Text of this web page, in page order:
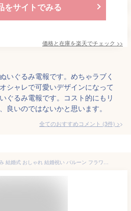
をサイトでみる
価格と在庫を楽天でチェック >>
いぐるみ電報です。めちゃラブく
シャレで可愛いデザインになって
ぐるみ電報です。コスト的にもリ
良いのではないかと思います。
全てのおすすめコメント (3件) >
名入れ 祝電 電報 ぬいぐるみ 結婚式 おしゃれ 結婚祝い バルーン フラワー ギフト ウェディング 受付 飾り ウェルカム 贈り物 記念日 サプライズ 装飾 風船 卓上 送料無料 造花